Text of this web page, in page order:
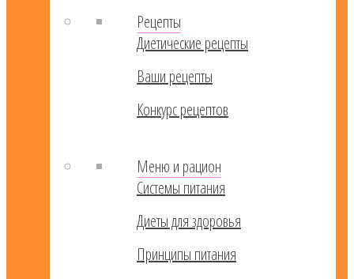
Рецепты
Диетические рецепты
Ваши рецепты
Конкурс рецептов
Меню и рацион
Системы питания
Диеты для здоровья
Принципы питания